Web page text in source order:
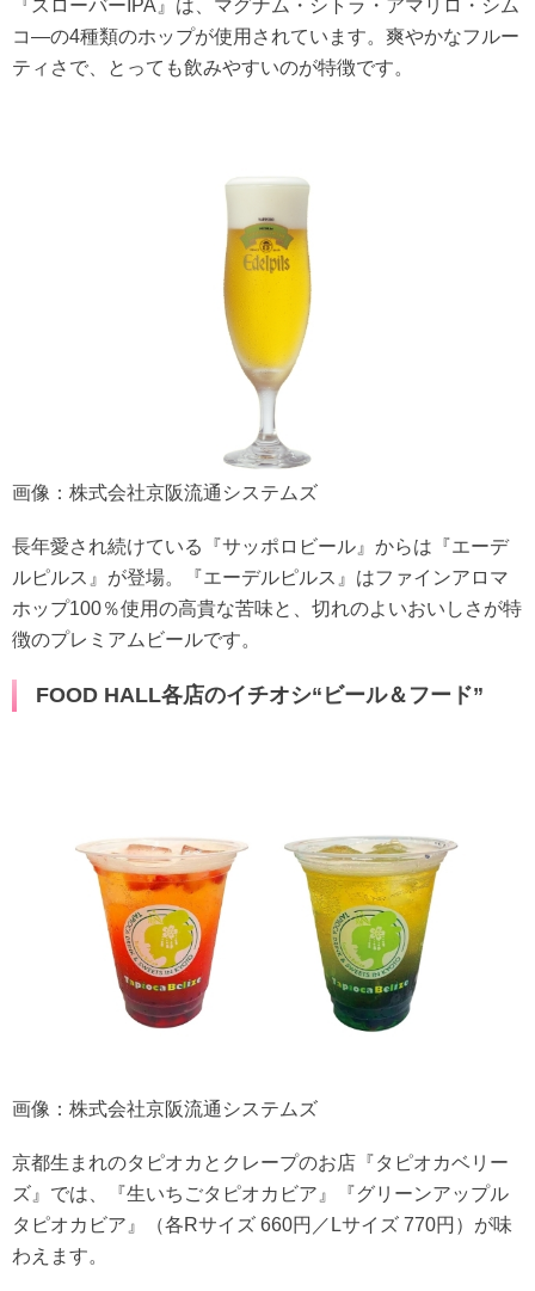
『スローバーIPA』は、マグナム・シトラ・アマリロ・シム
コ―の4種類のホップが使用されています。爽やかなフルー
ティさで、とっても飲みやすいのが特徴です。
画像：株式会社京阪流通システムズ
長年愛され続けている『サッポロビール』からは『エーデ
ルピルス』が登場。『エーデルピルス』はファインアロマ
ホップ100％使用の高貴な苦味と、切れのよいおいしさが特
徴のプレミアムビールです。
FOOD HALL各店のイチオシ“ビール＆フード”
画像：株式会社京阪流通システムズ
京都生まれのタピオカとクレープのお店『タピオカベリー
ズ』では、『生いちごタピオカビア』『グリーンアップル
タピオカビア』（各Rサイズ 660円／Lサイズ 770円）が味
わえます。